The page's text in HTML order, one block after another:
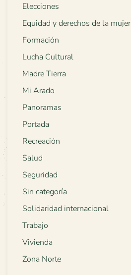
Elecciones
Equidad y derechos de la mujer
Formación
Lucha Cultural
Madre Tierra
Mi Arado
Panoramas
Portada
Recreación
Salud
Seguridad
Sin categoría
Solidaridad internacional
Trabajo
Vivienda
Zona Norte